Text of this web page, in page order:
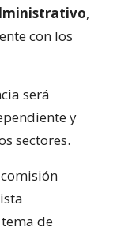
,
con los
será
y
sectores.
de